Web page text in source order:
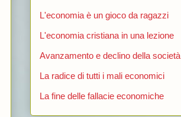
L'economia è un gioco da ragazzi
L'economia cristiana in una lezione
Avanzamento e declino della società
La radice di tutti i mali economici
La fine delle fallacie economiche